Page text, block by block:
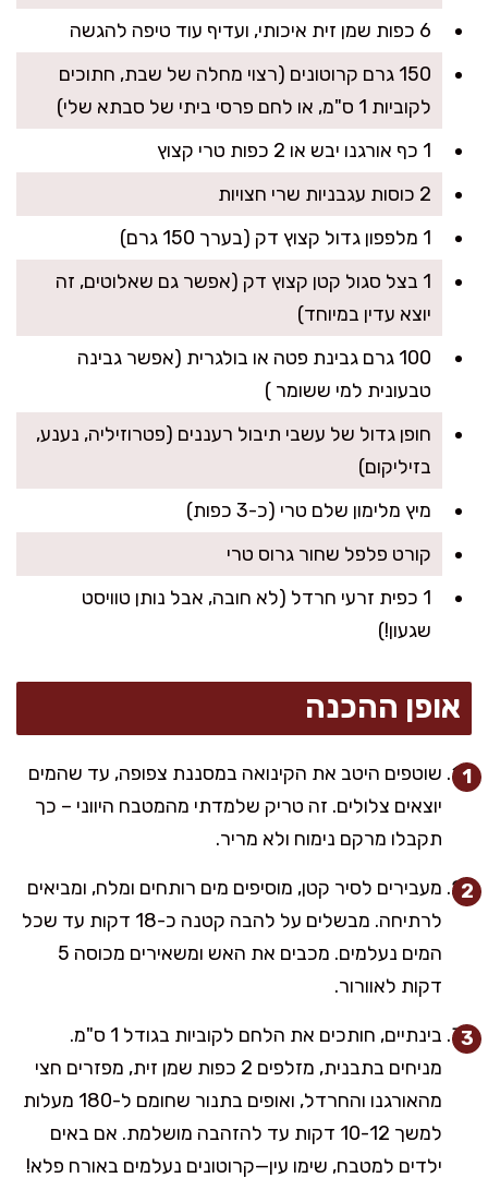
6 כפות שמן זית איכותי, ועדיף עוד טיפה להגשה
150 גרם קרוטונים (רצוי מחלה של שבת, חתוכים
לקוביות 1 ס"מ, או לחם פרסי ביתי של סבתא שלי)
1 כף אורגנו יבש או 2 כפות טרי קצוץ
2 כוסות עגבניות שרי חצויות
1 מלפפון גדול קצוץ דק (בערך 150 גרם)
1 בצל סגול קטן קצוץ דק (אפשר גם שאלוטים, זה
יוצא עדין במיוחד)
100 גרם גבינת פטה או בולגרית (אפשר גבינה
טבעונית למי ששומר )
חופן גדול של עשבי תיבול רעננים (פטרוזיליה, נענע,
בזיליקום)
מיץ מלימון שלם טרי (כ-3 כפות)
קורט פלפל שחור גרוס טרי
1 כפית זרעי חרדל (לא חובה, אבל נותן טוויסט
שגעון!)
אופן ההכנה
שוטפים היטב את הקינואה במסננת צפופה, עד שהמים
יוצאים צלולים. זה טריק שלמדתי מהמטבח היווני – כך
תקבלו מרקם נימוח ולא מריר.
מעבירים לסיר קטן, מוסיפים מים רותחים ומלח, ומביאים
לרתיחה. מבשלים על להבה קטנה כ-18 דקות עד שכל
המים נעלמים. מכבים את האש ומשאירים מכוסה 5
דקות לאוורור.
בינתיים, חותכים את הלחם לקוביות בגודל 1 ס"מ.
מניחים בתבנית, מזלפים 2 כפות שמן זית, מפזרים חצי
מהאורגנו והחרדל, ואופים בתנור שחומם ל-180 מעלות
למשך 10-12 דקות עד להזהבה מושלמת. אם באים
ילדים למטבח, שימו עין—קרוטונים נעלמים באורח פלא!